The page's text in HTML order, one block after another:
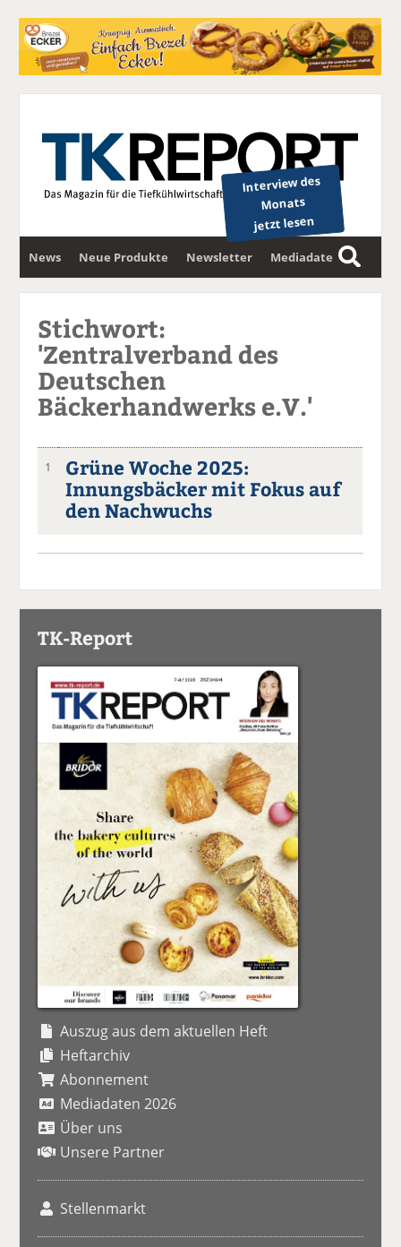
Interview des
Monats
jetzt lesen
News Neue Produkte Newsletter Mediadaten
S
u
Stichwort:
'Zentralverband des
Deutschen
Bäckerhandwerks e.V.'
1
Grüne Woche 2025:
Innungsbäcker mit Fokus auf
den Nachwuchs
TK-Report
Auszug aus dem aktuellen Heft
Heftarchiv
Abonnement
Mediadaten 2026
Über uns
Unsere Partner
Stellenmarkt